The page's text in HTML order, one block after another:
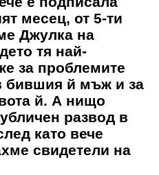
месец, от 5-ти
Джулка на
тя най-
за проблемите
бившия й мъж и за
й. А нищо
развод в
като вече
свидетели на